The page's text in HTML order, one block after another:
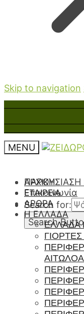
Skip to navigation
MENU
ΠΑΡΟΥΣΙΑΣΗ
Επικοινωνία
Search for:
Search
ΑΡΧΙΚΉ
ΕΤΑΙΡΕΊΑ
ΆΡΘΡΑ
Η ΕΛΛΑΔΑ
ΕΛΛΑΔΑ